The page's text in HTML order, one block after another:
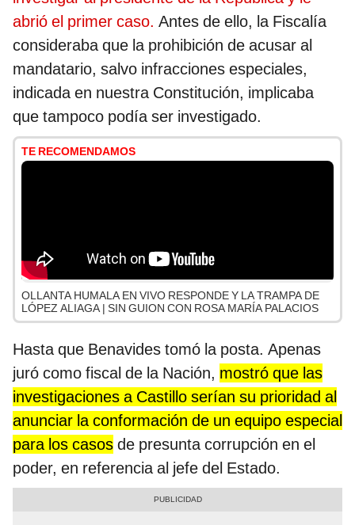
abrió el primer caso. Antes de ello, la Fiscalía
consideraba que la prohibición de acusar al
mandatario, salvo infracciones especiales,
indicada en nuestra Constitución, implicaba
que tampoco podía ser investigado.
TE RECOMENDAMOS
OLLANTA HUMALA EN VIVO RESPONDE Y LA TRAMPA DE
LÓPEZ ALIAGA | SIN GUION CON ROSA MARÍA PALACIOS
Hasta que Benavides tomó la posta. Apenas
juró como fiscal de la Nación, mostró que las
investigaciones a Castillo serían su prioridad al
anunciar la conformación de un equipo especial
para los casos de presunta corrupción en el
poder, en referencia al jefe del Estado.